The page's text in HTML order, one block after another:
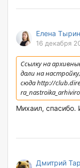
Елена
16 декабря
Ссылку на
дали на
сюда http://
Михаил, спасибо.
Дмитрий